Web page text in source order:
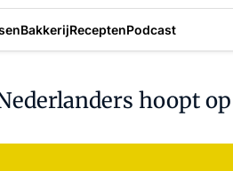
BakkerijReceptenPodcast
hoopt